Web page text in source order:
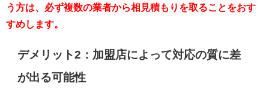
う方は、必ず複数の業者から相見積もりを取ることをおす
すめします。
デメリット2：加盟店によって対応の質に差
が出る可能性